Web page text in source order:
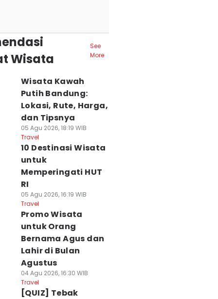
Wisata
See
More
Wisata Kawah
Putih Bandung:
Lokasi, Rute, Harga,
dan Tipsnya
05 Agu 2026, 18:19 WIB
Travel
10 Destinasi Wisata
untuk
Memperingati HUT
RI
05 Agu 2026, 16:19 WIB
Travel
Promo Wisata
untuk Orang
Bernama Agus dan
Lahir di Bulan
Agustus
04 Agu 2026, 16:30 WIB
Travel
[QUIZ] Tebak